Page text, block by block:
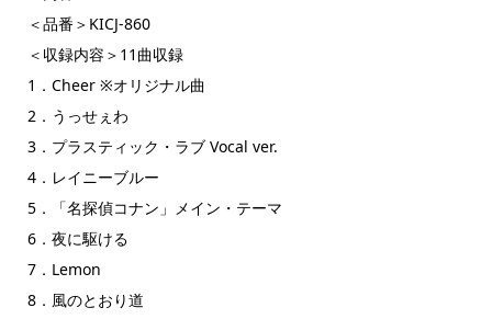
＜品番＞KICJ-860
＜収録内容＞11曲収録
1．Cheer ※オリジナル曲
2．うっせぇわ
3．プラスティック・ラブ Vocal ver.
4．レイニーブルー
5．「名探偵コナン」メイン・テーマ
6．夜に駆ける
7．Lemon
8．風のとおり道